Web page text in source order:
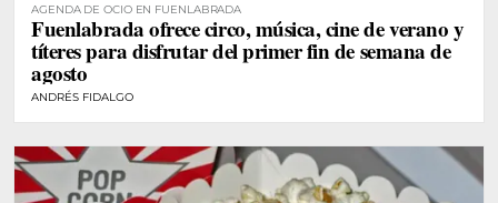
AGENDA DE OCIO EN FUENLABRADA
Fuenlabrada ofrece circo, música, cine de verano y
títeres para disfrutar del primer fin de semana de
agosto
ANDRÉS FIDALGO